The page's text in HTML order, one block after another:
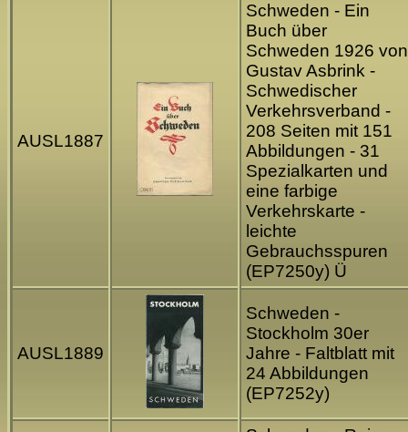
AUSL1887
Schweden - Ein
Buch über
Schweden 1926 von
Gustav Asbrink -
Schwedischer
Verkehrsverband -
208 Seiten mit 151
Abbildungen - 31
Spezialkarten und
eine farbige
Verkehrskarte -
leichte
Gebrauchsspuren
(EP7250y) Ü
AUSL1889
Schweden -
Stockholm 30er
Jahre - Faltblatt mit
24 Abbildungen
(EP7252y)